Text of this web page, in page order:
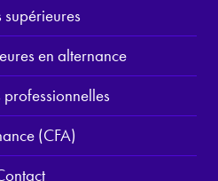
supérieures
en alternance
professionnelles
(CFA)